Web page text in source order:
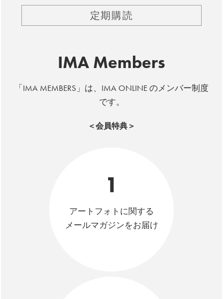
定期購読
IMA Members
「IMA MEMBERS」は、IMA ONLINE のメンバー制度
です。
＜会員特典＞
1
アートフォトに関する
メールマガジンをお届け